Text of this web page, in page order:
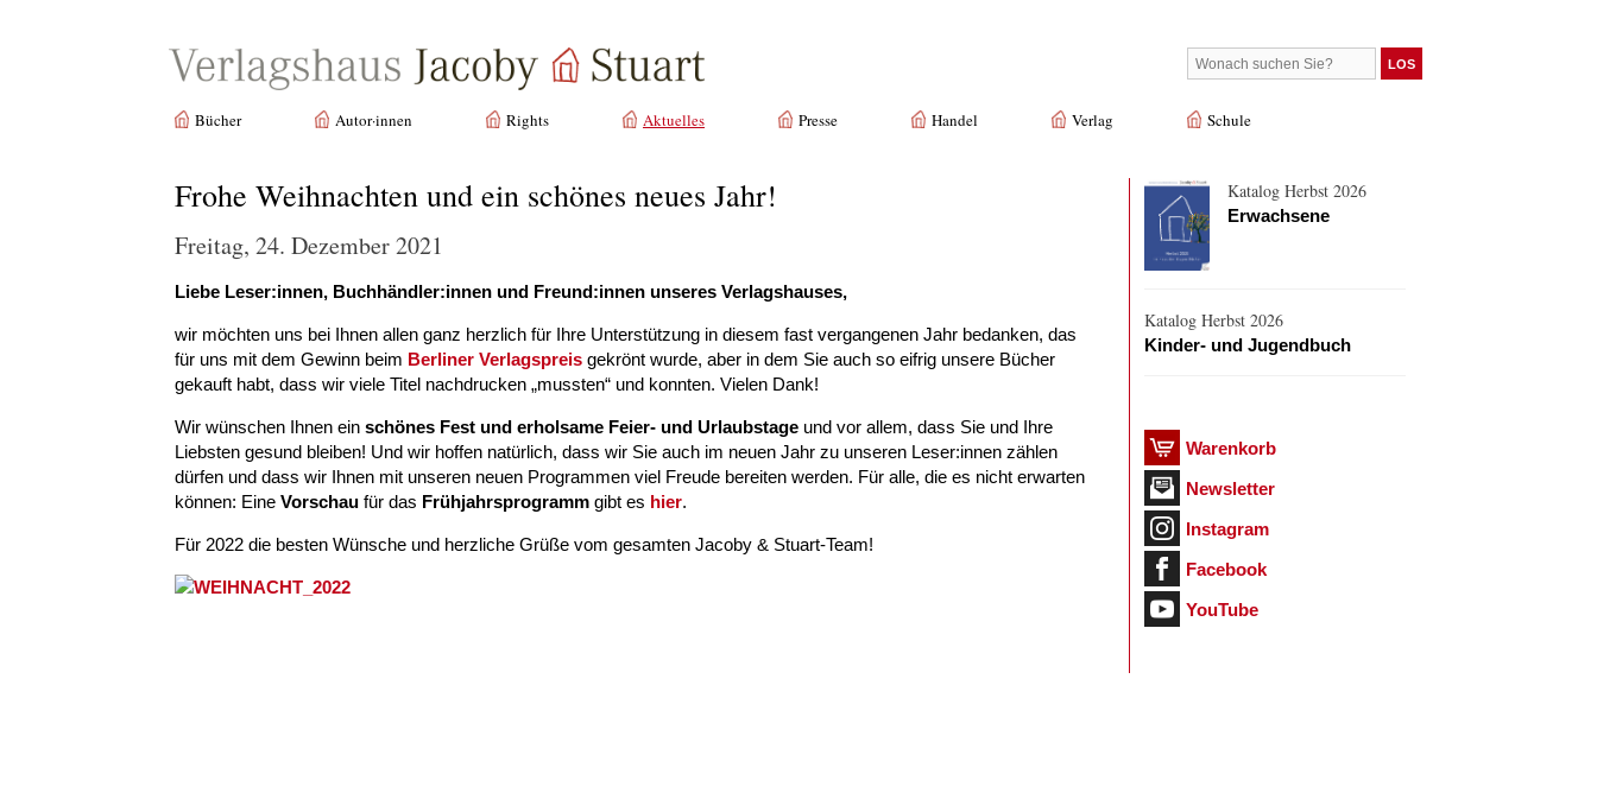
Bücher Autor·innen Rights Aktuelles Presse Handel Verlag Schule
Frohe Weihnachten und ein schönes neues Jahr!
Freitag, 24. Dezember 2021
Liebe Leser:innen, Buchhändler:innen und Freund:innen unseres Verlagshauses,
wir möchten uns bei Ihnen allen ganz herzlich für Ihre Unterstützung in diesem fast vergangenen Jahr bedanken, das
für uns mit dem Gewinn beim Berliner Verlagspreis gekrönt wurde, aber in dem Sie auch so eifrig unsere Bücher
gekauft habt, dass wir viele Titel nachdrucken „mussten“ und konnten. Vielen Dank!
Wir wünschen Ihnen ein schönes Fest und erholsame Feier- und Urlaubstage und vor allem, dass Sie und Ihre
Liebsten gesund bleiben! Und wir hoffen natürlich, dass wir Sie auch im neuen Jahr zu unseren Leser:innen zählen
dürfen und dass wir Ihnen mit unseren neuen Programmen viel Freude bereiten werden. Für alle, die es nicht erwarten
können: Eine Vorschau für das Frühjahrsprogramm gibt es hier.
Für 2022 die besten Wünsche und herzliche Grüße vom gesamten Jacoby & Stuart-Team!
Katalog Herbst 2026
Erwachsene
Katalog Herbst 2026
Kinder- und Jugendbuch
Warenkorb
Newsletter
Instagram
Facebook
YouTube